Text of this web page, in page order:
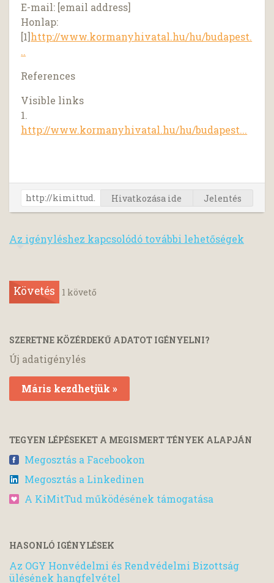
E-mail: [email address]
Honlap:
[1]http://www.kormanyhivatal.hu/hu/budapest.
..
References
Visible links
1.
http://www.kormanyhivatal.hu/hu/budapest...
Hivatkozása ide Jelentés
Az igényléshez kapcsolódó további lehetőségek
Követés 1 követő
SZERETNE KÖZÉRDEKŰ ADATOT IGÉNYELNI?
Új adatigénylés
Máris kezdhetjük »
TEGYEN LÉPÉSEKET A MEGISMERT TÉNYEK ALAPJÁN
Megosztás a Facebookon
Megosztás a Linkedinen
A KiMitTud működésének támogatása
HASONLÓ IGÉNYLÉSEK
Az OGY Honvédelmi és Rendvédelmi Bizottság
ülésének hangfelvétel